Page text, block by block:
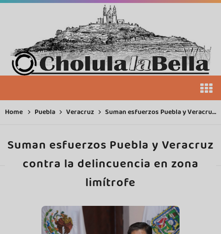
Home Puebla Veracruz Suman esfuerzos Puebla y Veracruz contra la delincuencia en zona limítrofe
Suman esfuerzos Puebla y Veracruz
contra la delincuencia en zona
limítrofe